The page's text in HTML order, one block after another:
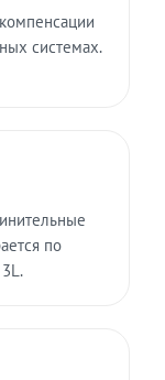
системах.
по